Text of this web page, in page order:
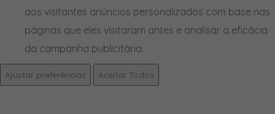
aos visitantes anúncios personalizados com base nas
páginas que eles visitaram antes e analisar a eficácia
da campanha publicitária.
Ajustar preferências Aceitar Todos